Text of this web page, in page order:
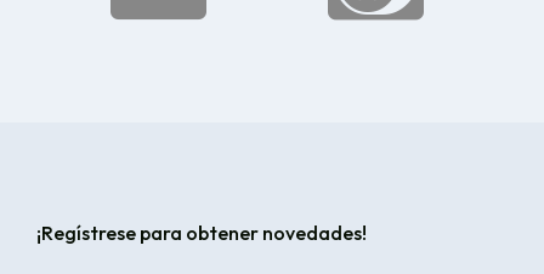
¡Regístrese para obtener novedades!